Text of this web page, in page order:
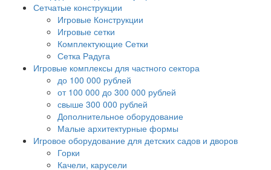
Сетчатые конструкции
Игровые Конструкции
Игровые сетки
Комплектующие Сетки
Сетка Радуга
Игровые комплексы для частного сектора
до 100 000 рублей
от 100 000 до 300 000 рублей
свыше 300 000 рублей
Дополнительное оборудование
Малые архитектурные формы
Игровое оборудование для детских садов и дворов
Горки
Качели, карусели